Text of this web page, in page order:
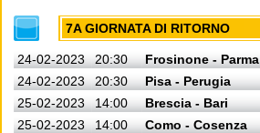
7A GIORNATA DI RITORNO
24-02-2023 20:30
Frosinone - Parma
24-02-2023
20:30
Pisa - Perugia
25-02-2023
14:00
Brescia - Bari
25-02-2023
14:00
Como - Cosenza